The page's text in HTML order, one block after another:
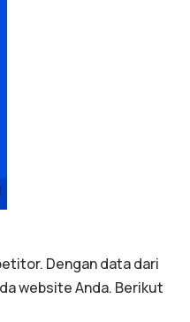
Dengan data dari
website Anda. Berikut